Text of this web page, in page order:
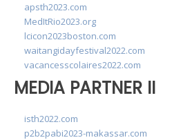
apsth2023.com
MedItRio2023.org
lcicon2023boston.com
waitangidayfestival2022.com
vacancesscolaires2022.com
MEDIA PARTNER II
isth2022.com
p2b2pabi2023-makassar.com